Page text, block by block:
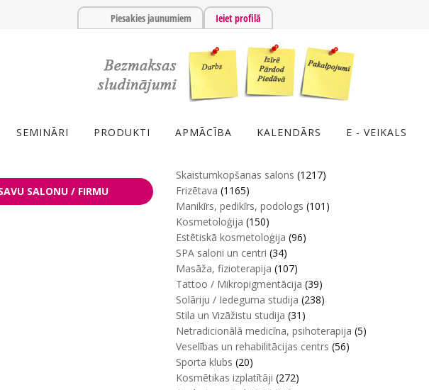
Piesakies jaunumiem Ieiet profilā
SEMINĀRI PRODUKTI APMĀCĪBA KALENDĀRS E - VEIKALS
SALONU / FIRMU
Skaistumkopšanas salons (1217)
Frizētava (1165)
Manikīrs, pedikīrs, podologs (101)
Kosmetoloģija (150)
Estētiskā kosmetoloģija (96)
SPA saloni un centri (34)
Masāža, fizioterapija (107)
Tattoo / Mikropigmentācija (39)
Solāriju / Iedeguma studija (238)
Stila un Vizāžistu studija (31)
Netradicionālā medicīna, psihoterapija (5)
Veselības un rehabilitācijas centrs (56)
Sporta klubs (20)
Kosmētikas izplatītāji (272)